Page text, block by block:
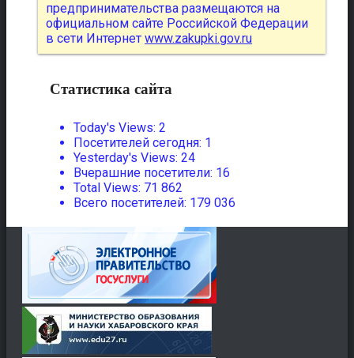
предпринимательства размещаются на
официальном сайте Российской Федерации
в сети Интернет www.zakupki.gov.ru
Статистика сайта
Today's Views: 2
Посетителей сегодня: 1
Yesterday's Views: 24
Вчерашние посетители: 16
Total Views: 71 862
Всего посетителей: 179 036